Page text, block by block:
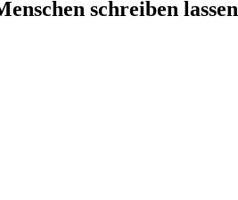
schreiben lassen